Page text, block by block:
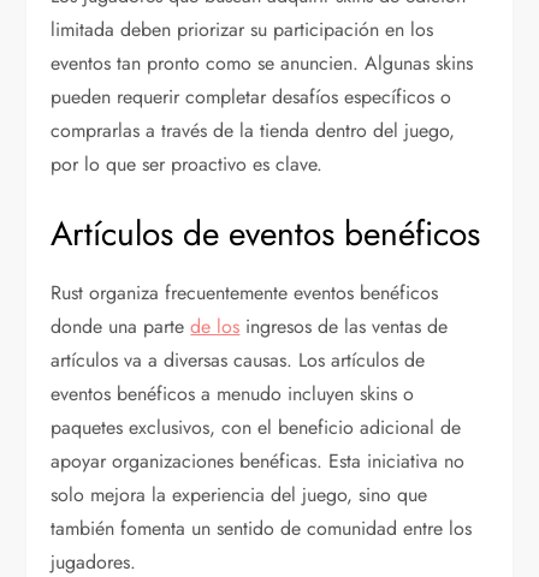
limitada deben priorizar su participación en los
eventos tan pronto como se anuncien. Algunas skins
pueden requerir completar desafíos específicos o
comprarlas a través de la tienda dentro del juego,
por lo que ser proactivo es clave.
Artículos de eventos benéficos
Rust organiza frecuentemente eventos benéficos
donde una partede los ingresos de las ventas de
artículos va a diversas causas. Los artículos de
eventos benéficos a menudo incluyen skins o
paquetes exclusivos, con el beneficio adicional de
apoyar organizaciones benéficas. Esta iniciativa no
solo mejora la experiencia del juego, sino que
también fomenta un sentido de comunidad entre los
jugadores.